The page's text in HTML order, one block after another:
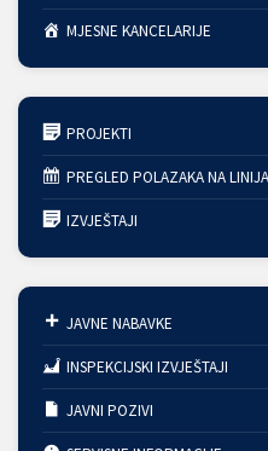
MJESNE KANCELARIJE
PROJEKTI
PREGLED POLAZAKA NA
IZVJEŠTAJI
JAVNE NABAVKE
INSPEKCIJSKI IZVJEŠTAJI
JAVNI POZIVI